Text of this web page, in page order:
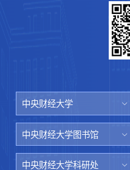
中央财经大学
中央财经大学图书馆
中央财经大学科研处